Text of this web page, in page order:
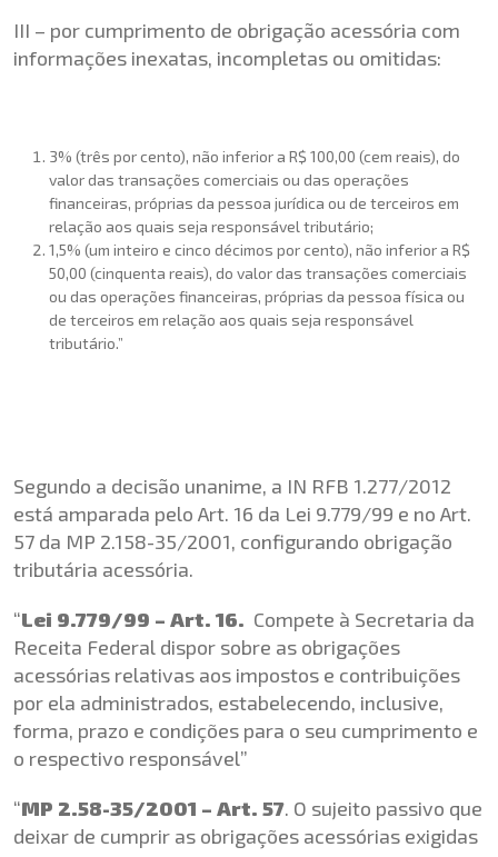
III – por cumprimento de obrigação acessória com
informações inexatas, incompletas ou omitidas:
3% (três por cento), não inferior a R$ 100,00 (cem reais), do
valor das transações comerciais ou das operações
financeiras, próprias da pessoa jurídica ou de terceiros em
relação aos quais seja responsável tributário;
1,5% (um inteiro e cinco décimos por cento), não inferior a R$
50,00 (cinquenta reais), do valor das transações comerciais
ou das operações financeiras, próprias da pessoa física ou
de terceiros em relação aos quais seja responsável
tributário.”
Segundo a decisão unanime, a IN RFB 1.277/2012
está amparada pelo Art. 16 da Lei 9.779/99 e no Art.
57 da MP 2.158-35/2001, configurando obrigação
tributária acessória.
“Lei 9.779/99 – Art. 16. Compete à Secretaria da
Receita Federal dispor sobre as obrigações
acessórias relativas aos impostos e contribuições
por ela administrados, estabelecendo, inclusive,
forma, prazo e condições para o seu cumprimento e
o respectivo responsável”
“MP 2.58-35/2001 – Art. 57. O sujeito passivo que
deixar de cumprir as obrigações acessórias exigidas